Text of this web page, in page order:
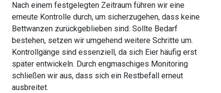
Nach einem festgelegten Zeitraum führen wir eine
erneute Kontrolle durch, um sicherzugehen, dass keine
Bettwanzen zurückgeblieben sind. Sollte Bedarf
bestehen, setzen wir umgehend weitere Schritte um.
Kontrollgänge sind essenziell, da sich Eier häufig erst
später entwickeln. Durch engmaschiges Monitoring
schließen wir aus, dass sich ein Restbefall erneut
ausbreitet.